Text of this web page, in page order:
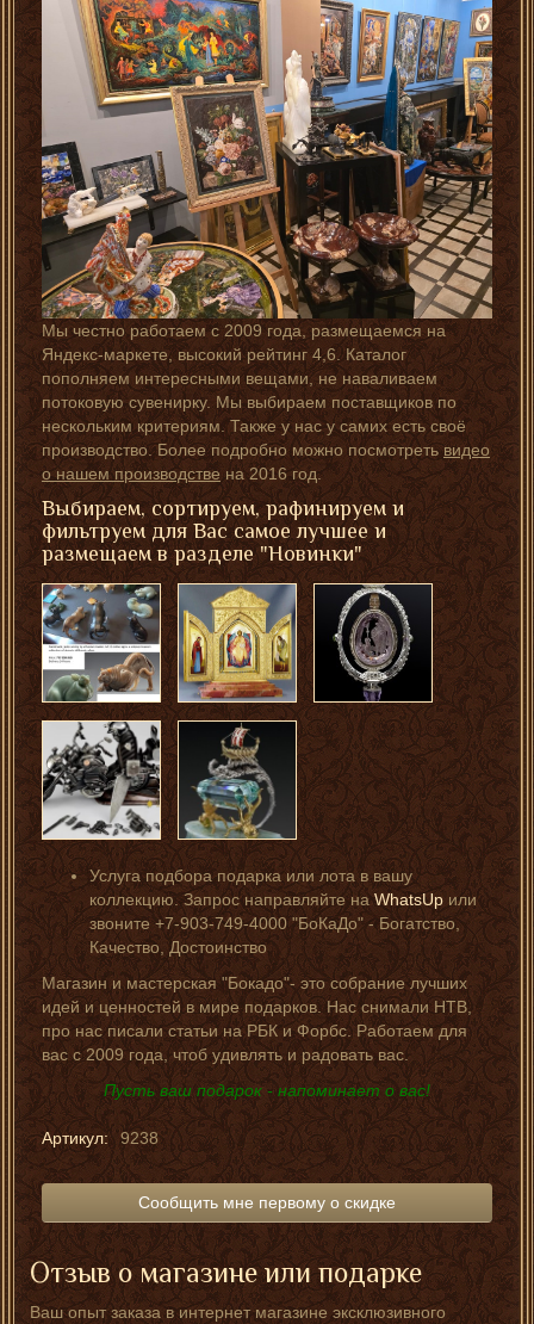
Мы честно работаем с 2009 года, размещаемся на
Яндекс-маркете, высокий рейтинг 4,6. Каталог
пополняем интересными вещами, не наваливаем
потоковую сувенирку. Мы выбираем поставщиков по
нескольким критериям. Также у нас у самих есть своё
производство. Более подробно можно посмотретьвидео
о нашем производстве на 2016 год.
Выбираем, сортируем, рафинируем и
фильтруем для Вас самое лучшее и
размещаем в разделе "Новинки"
Услуга подбора подарка или лота в вашу
коллекцию. Запрос направляйте наWhatsUp или
звоните +7-903-749-4000 "БоКаДо" - Богатство,
Качество, Достоинство
Магазин и мастерская "Бокадо"- это собрание лучших
идей и ценностей в мире подарков. Нас снимали НТВ,
про нас писали статьи на РБК и Форбс. Работаем для
вас с 2009 года, чтоб удивлять и радовать вас.
Пусть ваш подарок - напоминает о вас!
Артикул: 9238
Сообщить мне первому о скидке
Отзыв о магазине или подарке
Ваш опыт заказа в интернет магазине эксклюзивного